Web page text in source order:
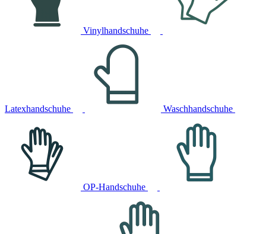
Vinylhandschuhe
Latexhandschuhe Waschhandschuhe
OP-Handschuhe